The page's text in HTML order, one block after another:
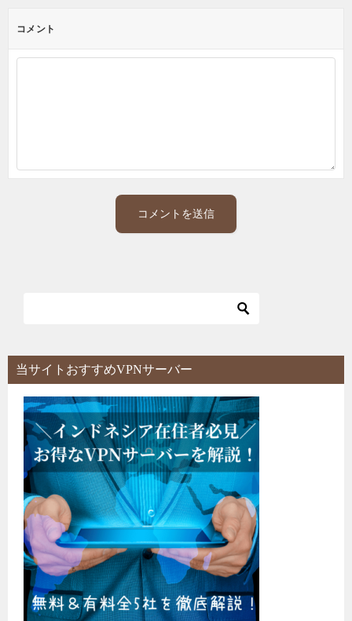
コメント
当サイトおすすめVPNサーバー